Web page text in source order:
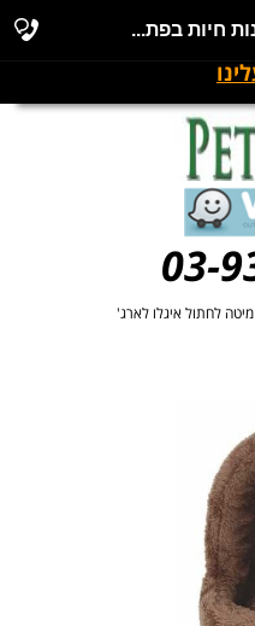
03-
לחתול איגלו לארג'